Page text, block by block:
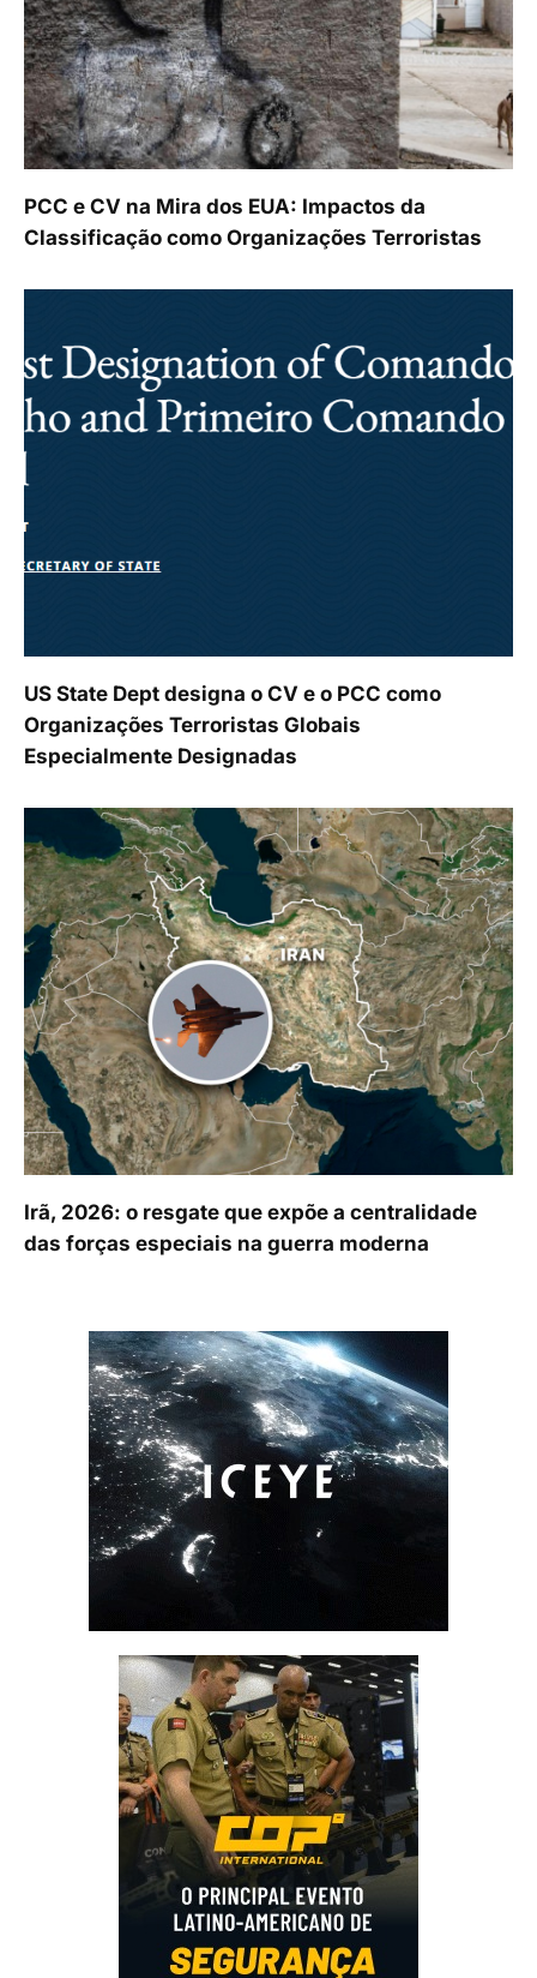
PCC e CV na Mira dos EUA: Impactos da
Classificação como Organizações Terroristas
US State Dept designa o CV e o PCC como
Organizações Terroristas Globais
Especialmente Designadas
Irã, 2026: o resgate que expõe a centralidade
das forças especiais na guerra moderna